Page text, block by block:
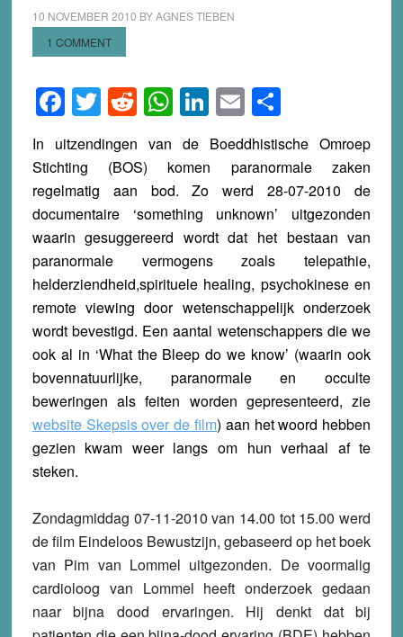
10 NOVEMBER 2010 BYAGNES TIEBEN
1 COMMENT
Facebook
Twitter
Reddit
WhatsApp
LinkedIn
EmailShare
In uitzendingen van de Boeddhistische Omroep
Stichting (BOS) komen paranormale zaken
regelmatig aan bod. Zo werd 28-07-2010 de
documentaire ‘something unknown’ uitgezonden
waarin gesuggereerd wordt dat het bestaan van
paranormale vermogens zoals telepathie,
helderziendheid,spirituele healing, psychokinese en
remote viewing door wetenschappelijk onderzoek
wordt bevestigd. Een aantal wetenschappers die we
ook al in ‘What the Bleep do we know’ (waarin ook
bovennatuurlijke, paranormale en occulte
beweringen als feiten worden gepresenteerd, zie
website Skepsis over de film) aan het woord hebben
gezien kwam weer langs om hun verhaal af te
steken.
Zondagmiddag 07-11-2010 van 14.00 tot 15.00 werd
de film Eindeloos Bewustzijn, gebaseerd op het boek
van Pim van Lommel uitgezonden. De voormalig
cardioloog van Lommel heeft onderzoek gedaan
naar bijna dood ervaringen. Hij denkt dat bij